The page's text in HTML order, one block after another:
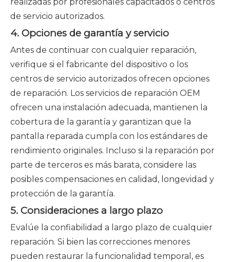
de servicio autorizados.
4. Opciones de garantía y servicio
Antes de continuar con cualquier reparación,
verifique si el fabricante del dispositivo o los
centros de servicio autorizados ofrecen opciones
de reparación. Los servicios de reparación OEM
ofrecen una instalación adecuada, mantienen la
cobertura de la garantía y garantizan que la
pantalla reparada cumpla con los estándares de
rendimiento originales. Incluso si la reparación por
parte de terceros es más barata, considere las
posibles compensaciones en calidad, longevidad y
protección de la garantía.
5. Consideraciones a largo plazo
Evalúe la confiabilidad a largo plazo de cualquier
reparación. Si bien las correcciones menores
pueden restaurar la funcionalidad temporal, es